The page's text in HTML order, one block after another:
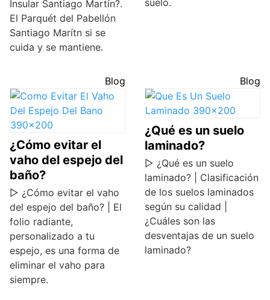
Insular Santiago Martín?.
El Parquét del Pabellón
Santiago Marítn si se
cuida y se mantiene.
Blog
¿Cómo evitar el
vaho del espejo del
baño?
▷ ¿Cómo evitar el vaho
del espejo del baño? | El
folio radiante,
personalizado a tu
espejo, es una forma de
eliminar el vaho para
siempre.
Blog
¿Qué es un suelo
laminado?
▷ ¿Qué es un suelo
laminado? | Clasificación
de los suelos laminados
según su calidad |
¿Cuáles son las
desventajas de un suelo
laminado?